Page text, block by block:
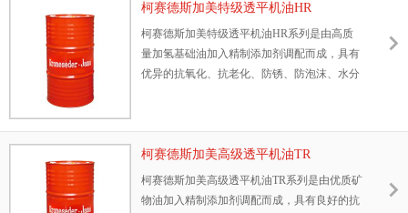
柯赛德斯加美特级透平机油HR
柯赛德斯加美特级透平机油HR系列是由高质
量加氢基础油加入精制添加剂调配而成，具有
优异的抗氧化、抗老化、防锈、防泡沫、水分
合、咬死，以及产生磨损之顾虑。由于优选独
特的抗氧化添加剂，更具有长寿命特点。
柯赛德斯加美高级透平机油TR
柯赛德斯加美高级透平机油TR系列是由优质矿
物油加入精制添加剂调配而成，具有良好的抗